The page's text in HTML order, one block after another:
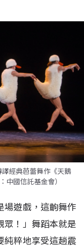
譯經典芭蕾舞作《天鵝
中國信託基金會）
場遊戲，這齣舞作
眾！」舞蹈本就是
純粹地享受這趟震